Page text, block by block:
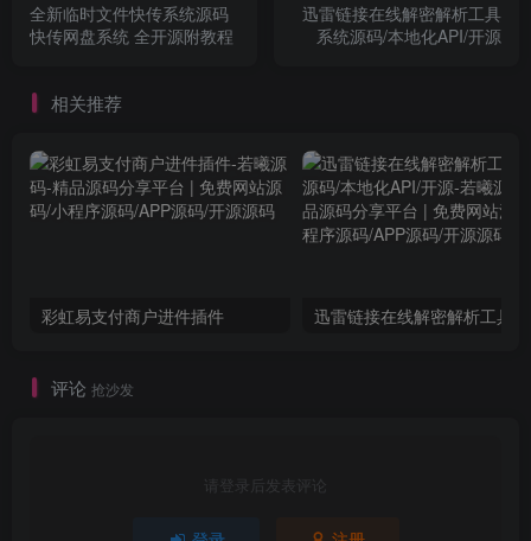
全新临时文件快传系统源码
快传网盘系统 全开源附教程
迅雷链接在线解密解析工具
系统源码/本地化API/开源
相关推荐
彩虹易支付商户进件插件
评论 抢沙发
请登录后发表评论